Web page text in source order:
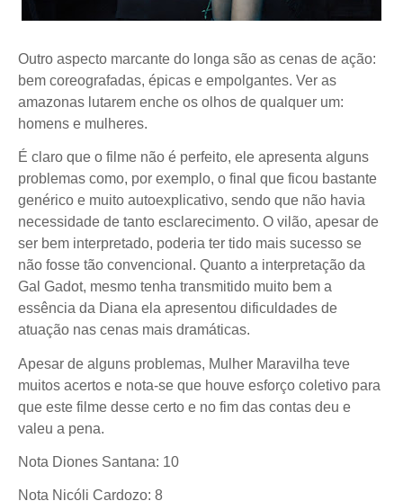
Outro aspecto marcante do longa são as cenas de ação:
bem coreografadas, épicas e empolgantes. Ver as
amazonas lutarem enche os olhos de qualquer um:
homens e mulheres.
É claro que o filme não é perfeito, ele apresenta alguns
problemas como, por exemplo, o final que ficou bastante
genérico e muito autoexplicativo, sendo que não havia
necessidade de tanto esclarecimento. O vilão, apesar de
ser bem interpretado, poderia ter tido mais sucesso se
não fosse tão convencional. Quanto a interpretação da
Gal Gadot, mesmo tenha transmitido muito bem a
essência da Diana ela apresentou dificuldades de
atuação nas cenas mais dramáticas.
Apesar de alguns problemas, Mulher Maravilha teve
muitos acertos e nota-se que houve esforço coletivo para
que este filme desse certo e no fim das contas deu e
valeu a pena.
Nota Diones Santana: 10
Nota Nicóli Cardozo: 8